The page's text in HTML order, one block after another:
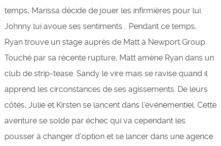
temps, Marissa décide de jouer les infirmières pour lui.
Johnny lui avoue ses sentiments... Pendant ce temps,
Ryan trouve un stage auprès de Matt à Newport Group.
Touché par sa récente rupture, Matt amène Ryan dans un
club de strip-tease. Sandy le vire mais se ravise quand il
apprend les circonstances de ses agissements. De leurs
côtés, Julie et Kirsten se lancent dans l’événementiel. Cette
aventure se solde par échec qui va cependant les
pousser à changer d’option et se lancer dans une agence